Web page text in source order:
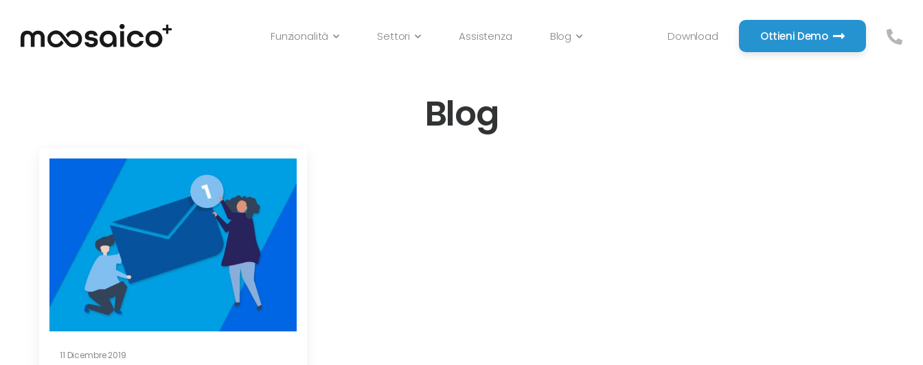
Funzionalità Settori Assistenza Blog Download Ottieni Demo
Blog
11 Dicembre 2019